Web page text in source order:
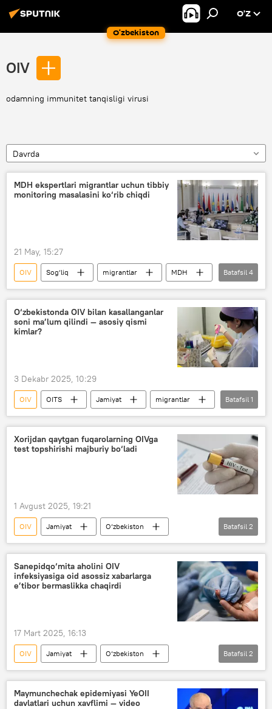
O‘zbekiston
O’Z
OIV
odamning immunitet tanqisligi virusi
Davrda
MDH ekspertlari migrantlar uchun tibbiy
monitoring masalasini ko‘rib chiqdi
21 May, 15:27
OIV Sog‘liq migrantlar
MDH
O‘zbekiston
gepatit
JSST
Migratsiya
Batafsil 4
O‘zbekistonda OIV bilan kasallanganlar
soni ma’lum qilindi — asosiy qismi
kimlar?
3 Dekabr 2025, 10:29
OIV OITS Jamiyat
migrantlar
O‘zbekiston Oliy Majlisi Senati
Batafsil 1
Xorijdan qaytgan fuqarolarning OIVga
test topshirishi majburiy bo‘ladi
1 Avgust 2025, 19:21
OIV Jamiyat
O‘zbekiston
OITS
migrantlar Migratsiya
Batafsil 2
Sanepidqo‘mita aholini OIV
infeksiyasiga oid asossiz xabarlarga
e’tibor bermaslikka chaqirdi
17 Mart 2025, 16:13
OIV Jamiyat
O‘zbekiston
Sanitariya-epidemiologiya qo‘mitasi (Sanepidqo‘mita)
OITS
Batafsil 2
Maymunchechak epidemiyasi YeOII
davlatlari uchun xavflimi — video